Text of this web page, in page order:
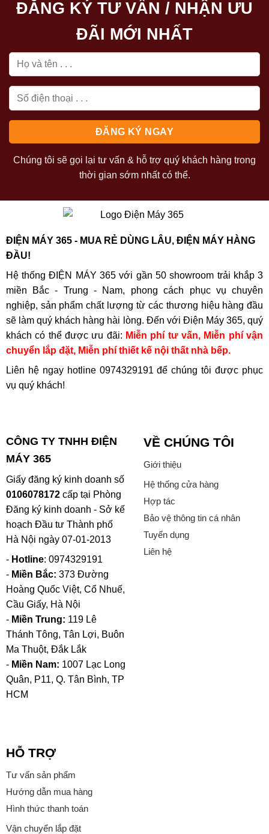
ĐĂNG KÝ TƯ VẤN / NHẬN ƯU
ĐÃI MỚI NHẤT
Chúng tôi sẽ gọi lại tư vấn & hỗ trợ quý khách hàng trong
thời gian sớm nhất có thể.
ĐIỆN MÁY 365 - MUA RẺ DÙNG LÂU, ĐIỆN MÁY HÀNG
ĐẦU!
Hệ thống ĐIỆN MÁY 365 với gần 50 showroom trải khắp 3
miền Bắc - Trung - Nam, phong cách phục vụ chuyên
nghiệp, sản phẩm chất lượng từ các thương hiệu hàng đầu
sẽ làm quý khách hàng hài lòng. Đến với Điện Máy 365, quý
khách có thể được ưu đãi: Miễn phí tư vấn, Miễn phí vận
chuyển lắp đặt, Miễn phí thiết kế nội thất nhà bếp.
Liên hệ ngay hotline 0974329191 để chúng tôi được phục
vụ quý khách!
CÔNG TY TNHH ĐIỆN
MÁY 365
Giấy đăng ký kinh doanh số
0106078172cấp tại Phòng
Đăng ký kinh doanh - Sở kế
hoạch Đầu tư Thành phố
Hà Nội ngày 07-01-2013
- Hotline: 0974329191
- Miền Bắc: 373 Đường
Hoàng Quốc Việt, Cổ Nhuế,
Cầu Giấy, Hà Nội
- Miền Trung: 119 Lê
Thánh Tông, Tân Lợi, Buôn
Ma Thuột, Đắk Lắk
- Miền Nam: 1007 Lạc Long
Quân, P11, Q. Tân Bình, TP
HCM
VỀ CHÚNG TÔI
Giới thiệu
Hệ thống cửa hàng
Hợp tác
Bảo vệ thông tin cá nhân
Tuyển dụng
Liên hệ
HỖ TRỢ
Tư vấn sản phẩm
Hướng dẫn mua hàng
Hình thức thanh toán
Vận chuyển lắp đặt